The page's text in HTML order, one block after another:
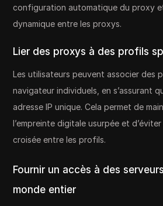
configuration automatique du proxy
dynamique entre les proxys.
Lier des proxys à des profils
Les utilisateurs peuvent associer des
navigateur individuels, en s’assurant
adresse IP unique. Cela permet de
l’empreinte digitale usurpée et
croisée entre les profils.
Fournir un accès à des
monde entier